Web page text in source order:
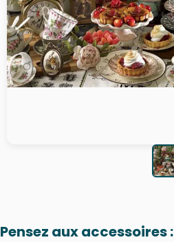
Pensez aux accessoires :